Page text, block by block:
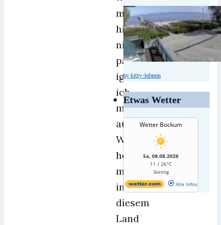
mir
hier
nicht
passt,
ignoriere
ich
manchmal
auch.
Weiterhin
helfen
mir
in
diesem
Land
by kitty-lubmin
Etwas Wetter
Wetter Bockum
Sa, 08.08.2026
11 / 26°C
Sonnig
Alle Infos